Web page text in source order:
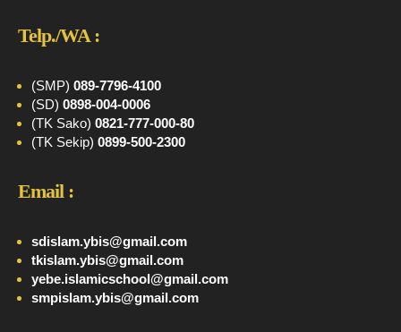
Telp./WA :
(SMP) 089-7796-4100
(SD) 0898-004-0006
(TK Sako) 0821-777-000-80
(TK Sekip) 0899-500-2300
Email :
sdislam.ybis@gmail.com
tkislam.ybis@gmail.com
yebe.islamicschool@gmail.com
smpislam.ybis@gmail.com